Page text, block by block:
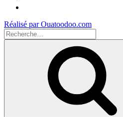
Réalisé par Ouatoodoo.com
Recherche
pour